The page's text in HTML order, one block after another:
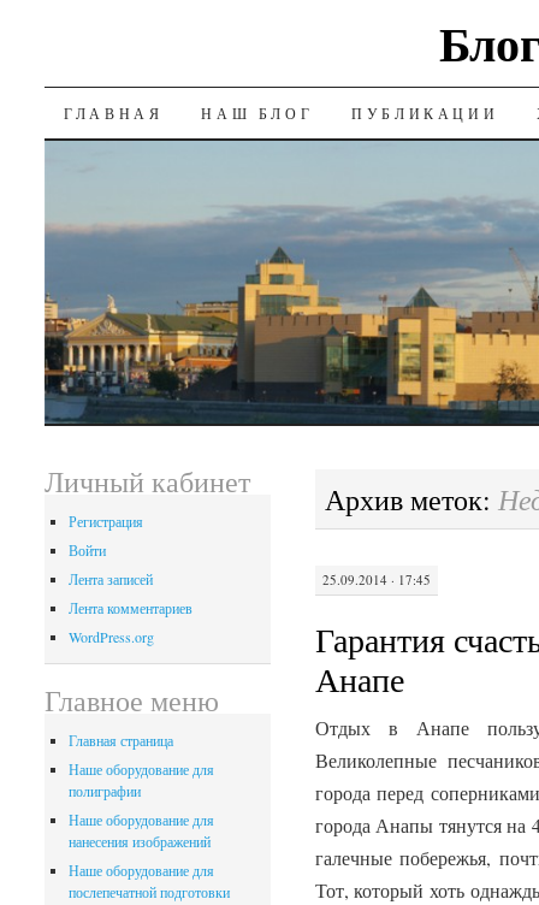
SKIP
ГЛАВНАЯ НАШ БЛОГ ПУБЛИКАЦИИ
Архив меток:
25.09.2014 · 17:45
Гарантия
Анапе
Отдых в Анапе
Великолепные
города перед
города Анапы тянутся
галечные побережья,
Тот, который хоть
Личный кабинет
Регистрация
Войти
Лента записей
Лента комментариев
WordPress.org
Главное меню
Главная страница
Наше оборудование для
полиграфии
Наше оборудование для
нанесения изображений
Наше оборудование для
послепечатной подготовки